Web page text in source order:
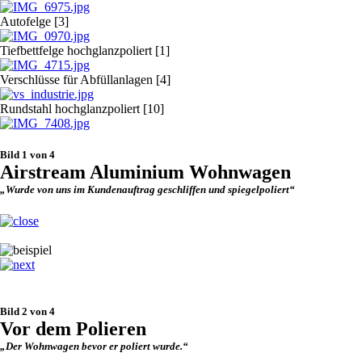
Autofelge [3]
Tiefbettfelge hochglanzpoliert [1]
Verschlüsse für Abfüllanlagen [4]
Rundstahl hochglanzpoliert [10]
Bild 1 von 4
Airstream Aluminium Wohnwagen
„Wurde von uns im Kundenauftrag geschliffen und spiegelpoliert“
Bild 2 von 4
Vor dem Polieren
„Der Wohnwagen bevor er poliert wurde.“